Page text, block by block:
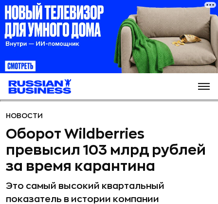
НОВОСТИ
Оборот Wildberries
превысил 103 млрд рублей
за время карантина
Это самый высокий квартальный
показатель в истории компании